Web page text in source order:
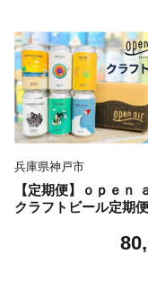
兵庫県神戸市
【定期便】ｏｐｅｎ
クラフトビール定期